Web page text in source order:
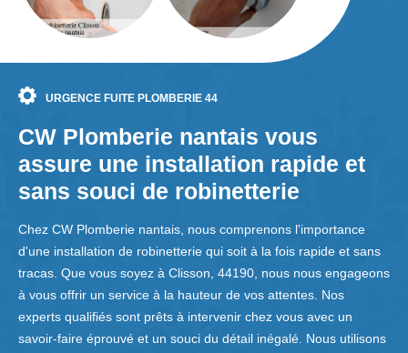
URGENCE FUITE PLOMBERIE 44
CW Plomberie nantais vous
assure une installation rapide et
sans souci de robinetterie
Chez CW Plomberie nantais, nous comprenons l'importance
d'une installation de robinetterie qui soit à la fois rapide et sans
tracas. Que vous soyez à Clisson, 44190, nous nous engageons
à vous offrir un service à la hauteur de vos attentes. Nos
experts qualifiés sont prêts à intervenir chez vous avec un
savoir-faire éprouvé et un souci du détail inégalé. Nous utilisons